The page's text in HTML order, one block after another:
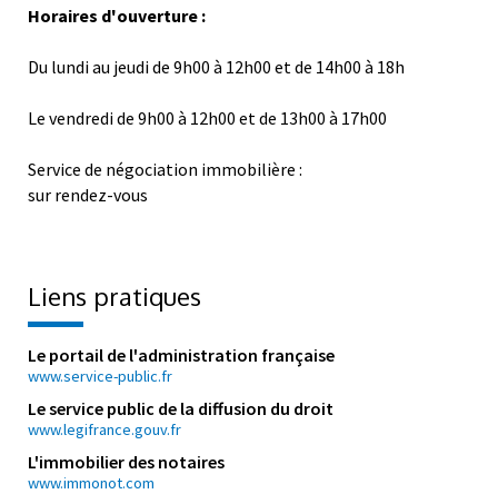
Horaires d'ouverture :
Du lundi au jeudi de 9h00 à 12h00 et de 14h00 à 18h
Le vendredi de 9h00 à 12h00 et de 13h00 à 17h00
Service de négociation immobilière :
sur rendez-vous
Liens pratiques
Le portail de l'administration française
www.service-public.fr
Le service public de la diffusion du droit
www.legifrance.gouv.fr
L'immobilier des notaires
www.immonot.com